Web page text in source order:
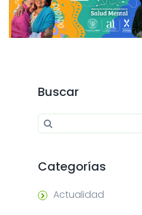
Buscar
Search for:
Categorías
Actualidad